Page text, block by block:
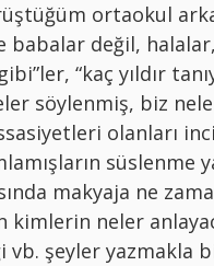
ortaokul
babalar değil,
“kaç yıldır
söylenmiş, biz
olanları
süslenme
makyaja ne
neler
vb. şeyler